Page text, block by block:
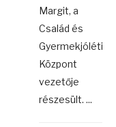
Margit, a
Család és
Gyermekjóléti
Központ
vezetője
részesült. ...